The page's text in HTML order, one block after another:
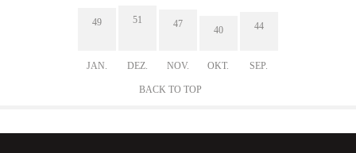
49
JAN.
51
DEZ.
47
NOV.
40
OKT.
44
SEP.
BACK TO TOP